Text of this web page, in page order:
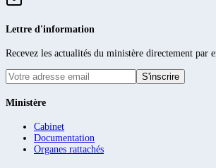
Lettre d'information
Recevez les actualités du ministère directement par
S'inscrire
Ministère
Cabinet
Documentation
Organes rattachés